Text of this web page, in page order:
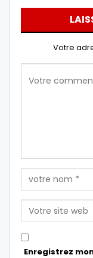
Votre
Enregistrez